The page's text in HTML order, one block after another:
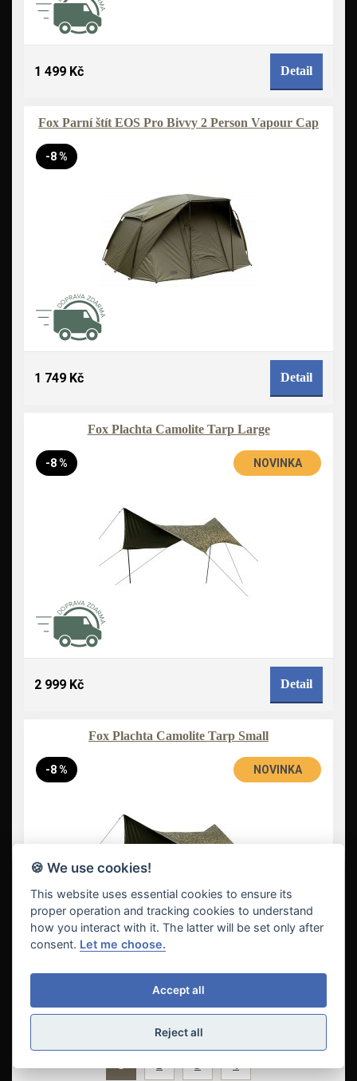
1 499 Kč Detail
Fox Parní štít EOS Pro Bivvy 2 Person Vapour Cap
-8 %
1 749 Kč Detail
Fox Plachta Camolite Tarp Large
-8 % NOVINKA
2 999 Kč Detail
Fox Plachta Camolite Tarp Small
-8 % NOVINKA
🍪 We use cookies!
This website uses essential cookies to ensure its
proper operation and tracking cookies to understand
how you interact with it. The latter will be set only after
consent. Let me choose.
Accept all
Reject all